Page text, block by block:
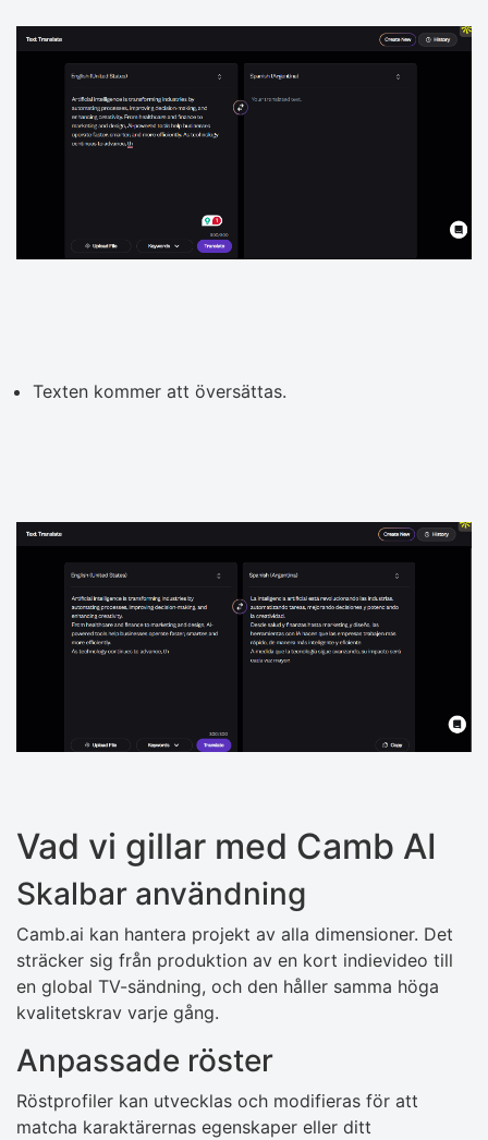
Texten kommer att översättas.
Vad vi gillar med Camb AI
Skalbar användning
Camb.ai kan hantera projekt av alla dimensioner. Det
sträcker sig från produktion av en kort indievideo till
en global TV-sändning, och den håller samma höga
kvalitetskrav varje gång.
Anpassade röster
Röstprofiler kan utvecklas och modifieras för att
matcha karaktärernas egenskaper eller ditt